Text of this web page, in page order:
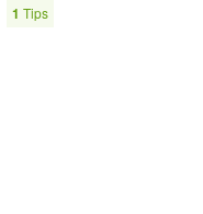
1 Tips